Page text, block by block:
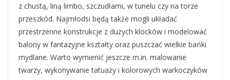
z chustą, liną limbo, szczudłami, w tunelu czy na torze
przeszkód. Najmłodsi będą także mogli układać
przestrzenne konstrukcje z dużych klocków i modelować
balony w fantazyjne kształty oraz puszczać wielkie bańki
mydlane. Warto wymienić jeszcze m.in. malowanie
twarzy, wykonywanie tatuaży i kolorowych warkoczyków